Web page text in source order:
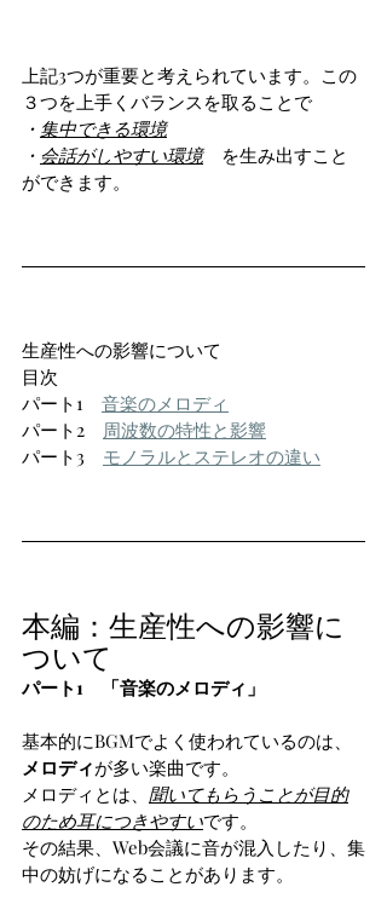
上記3つが重要と考えられています。この
３つを上手くバランスを取ることで
・ 集中できる環境
・ 会話がしやすい環境
を生み出すこと
ができます。
生産性への影響について
目次
パート1 音楽のメロディ
パート2 周波数の特性と影響
パート3 モノラルとステレオの違い
本編：生産性への影響に
ついて
パート1　「音楽のメロディ」
基本的にBGMでよく使われているのは、
メロディが多い楽曲です。
メロディとは、 聞いてもらうことが目的
のため耳につきやすいです。
その結果、Web会議に音が混入したり、集
中の妨げになることがあります。